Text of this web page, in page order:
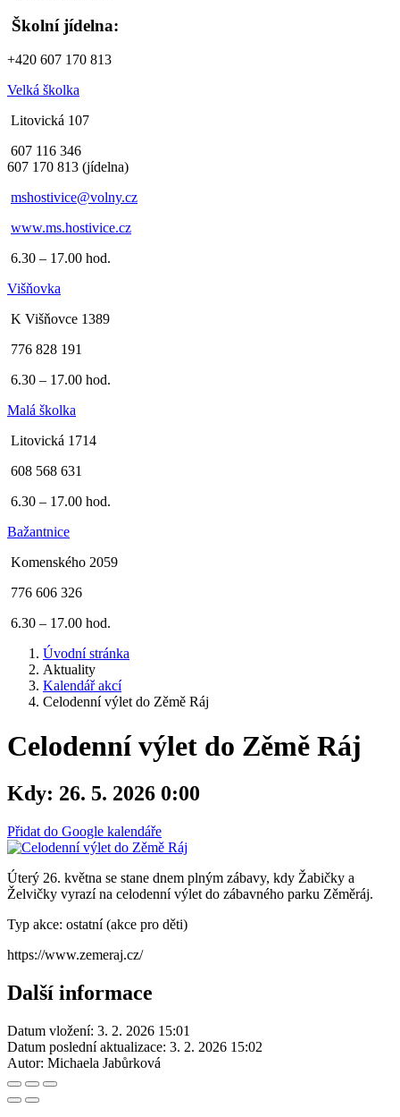
Školní jídelna:
+420 607 170 813
Velká školka
Litovická 107
607 116 346
607 170 813 (jídelna)
mshostivice@volny.cz
www.ms.hostivice.cz
6.30 – 17.00 hod.
Višňovka
K Višňovce 1389
776 828 191
6.30 – 17.00 hod.
Malá školka
Litovická 1714
608 568 631
6.30 – 17.00 hod.
Bažantnice
Komenského 2059
776 606 326
6.30 – 17.00 hod.
Úvodní stránka
Aktuality
Kalendář akcí
Celodenní výlet do Zěmě Ráj
Celodenní výlet do Zěmě Ráj
Kdy: 26. 5. 2026 0:00
Přidat do Google kalendáře
Úterý 26. května se stane dnem plným zábavy, kdy Žabičky a
Želvičky vyrazí na celodenní výlet do zábavného parku Zěměráj.
Typ akce: ostatní (akce pro děti)
https://www.zemeraj.cz/
Další informace
Datum vložení: 3. 2. 2026 15:01
Datum poslední aktualizace: 3. 2. 2026 15:02
Autor: Michaela Jabůrková